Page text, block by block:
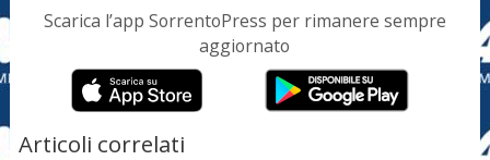
Scarica l’app SorrentoPress per rimanere sempre
aggiornato
Articoli correlati